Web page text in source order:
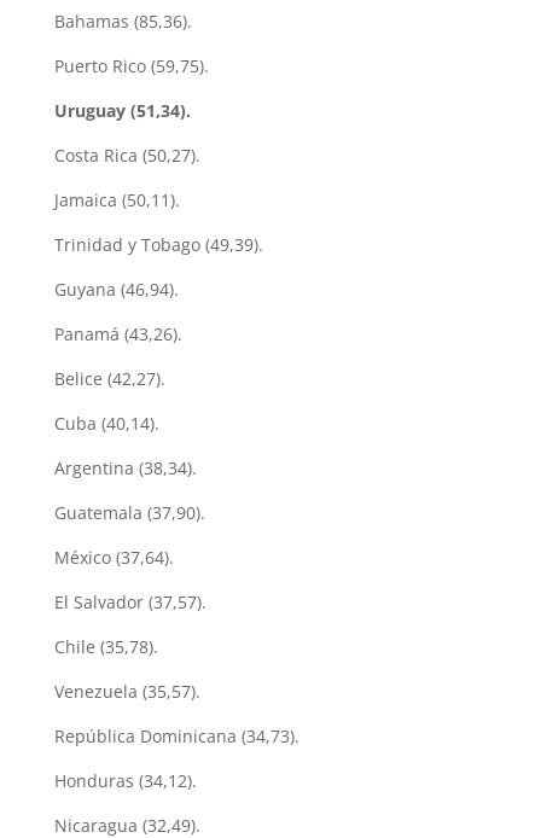
Bahamas (85,36).
Puerto Rico (59,75).
Uruguay (51,34).
Costa Rica (50,27).
Jamaica (50,11).
Trinidad y Tobago (49,39).
Guyana (46,94).
Panamá (43,26).
Belice (42,27).
Cuba (40,14).
Argentina (38,34).
Guatemala (37,90).
México (37,64).
El Salvador (37,57).
Chile (35,78).
Venezuela (35,57).
República Dominicana (34,73).
Honduras (34,12).
Nicaragua (32,49).